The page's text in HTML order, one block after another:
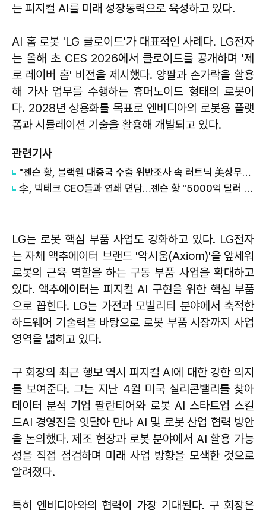
는 피지컬 AI를 미래 성장동력으로 육성하고 있다.
AI 홈 로봇 'LG 클로이드'가 대표적인 사례다. LG전자
는 올해 초 CES 2026에서 클로이드를 공개하며 '제
로 레이버 홈' 비전을 제시했다. 양팔과 손가락을 활용
해 가사 업무를 수행하는 휴머노이드 형태의 로봇이
다. 2028년 상용화를 목표로 엔비디아의 로봇용 플랫
폼과 시뮬레이션 기술을 활용해 개발되고 있다.
관련기사
"젠슨 황, 블랙웰 대중국 수출 위반조사 속 러트닉 美상무장관과 회동"
李, 빅테크 CEO들과 연쇄 면담…젠슨 황 "5000억 달러 규모 파트너십"
LG는 로봇 핵심 부품 사업도 강화하고 있다. LG전자
는 자체 액추에이터 브랜드 '악시움(Axiom)'을 앞세워
로봇의 근육 역할을 하는 구동 부품 사업을 확대하고
있다. 액추에이터는 피지컬 AI 구현을 위한 핵심 부품
으로 꼽힌다. LG는 가전과 모빌리티 분야에서 축적한
하드웨어 기술력을 바탕으로 로봇 부품 시장까지 사업
영역을 넓히고 있다.
구 회장의 최근 행보 역시 피지컬 AI에 대한 강한 의지
를 보여준다. 그는 지난 4월 미국 실리콘밸리를 찾아
데이터 분석 기업 팔란티어와 로봇 AI 스타트업 스킬
드AI 경영진을 잇달아 만나 AI 및 로봇 산업 협력 방안
을 논의했다. 제조 현장과 로봇 분야에서 AI 활용 가능
성을 직접 점검하며 미래 사업 방향을 모색한 것으로
알려졌다.
특히 엔비디아와의 협력이 가장 기대된다. 구 회장은